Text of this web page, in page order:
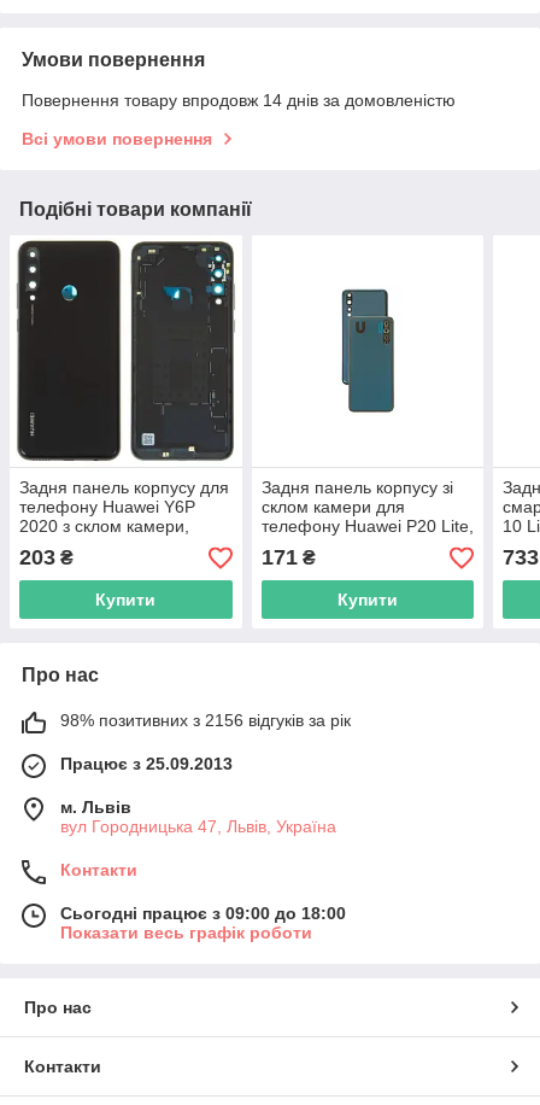
Умови повернення
Повернення товару впродовж 14 днів за домовленістю
Всі умови повернення
Подібні товари компанії
Задня панель корпусу для
телефону Huawei Y6P
2020 з склом камери,
чорна, Original PRC
203 ₴
Купити
Задня панель корпусу зі
склом камери для
телефону Huawei P20 Lite,
Original PRC, чорна
171₴
Купити
10
733
Про нас
98% позитивних з 2156 відгуків за рік
Працює з 25.09.2013
м. Львів
вул Городницька 47, Львів, Україна
Контакти
Сьогодні працює з 09:00 до 18:00
Показати весь графік роботи
Про нас
Контакти